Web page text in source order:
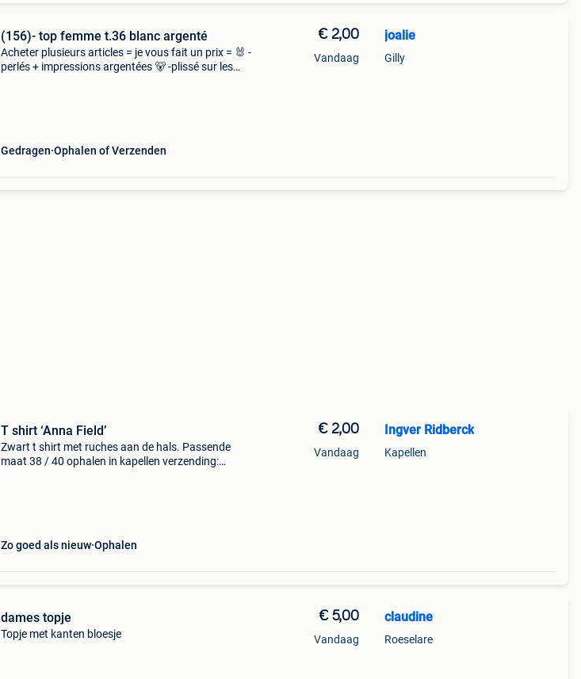
(156)- top femme t.36 blanc argenté
Acheter plusieurs articles = je vous fait un prix = 🐰 -
perlés + impressions argentées 🐻 -plissé sur les
Gedragen Ophalen of Verzenden
€ 2,00
Vandaag
joalie
Gilly
T shirt ‘Anna Field’
Zwart t shirt met ruches aan de hals. Passende
maat 38 / 40 ophalen in kapellen verzending:
Zo goed als nieuw Ophalen
€ 2,00
Vandaag
Ingver Ridberck
Kapellen
dames topje
Topje met kanten bloesje
€ 5,00
Vandaag
claudine
Roeselare